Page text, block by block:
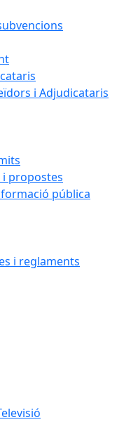
i Adjudicataris
propostes
pública
i reglaments